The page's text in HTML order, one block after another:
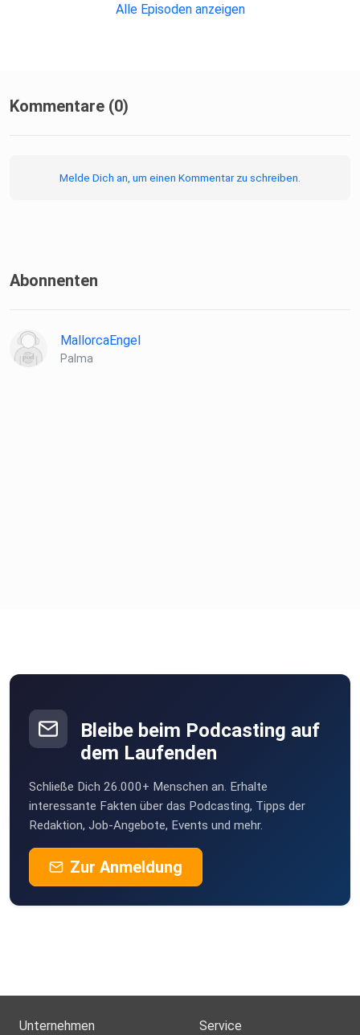
Alle Episoden anzeigen
Kommentare (0)
Melde Dich an, um einen Kommentar zu schreiben.
Abonnenten
MallorcaEngel
Palma
Bleibe beim Podcasting auf
dem Laufenden
Schließe Dich 26.000+ Menschen an. Erhalte
interessante Fakten über das Podcasting, Tipps der
Redaktion, Job-Angebote, Events und mehr.
Zur Anmeldung
Unternehmen Service